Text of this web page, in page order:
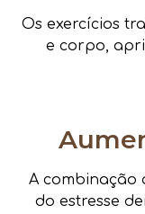
Os exercícios
e corpo,
A combinação
do estresse